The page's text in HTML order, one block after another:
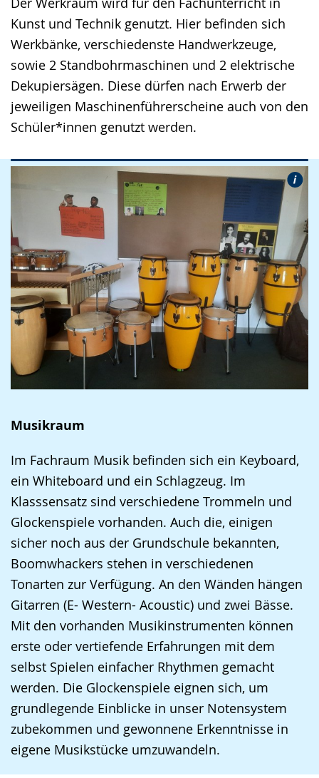
Kunst und Technik genutzt. Hier befinden sich
Werkbänke, verschiedenste Handwerkzeuge,
sowie 2 Standbohrmaschinen und 2 elektrische
Dekupiersägen. Diese dürfen nach Erwerb der
jeweiligen Maschinenführerscheine auch von den
Schüler*innen genutzt werden.
Musikraum
Im Fachraum Musik befinden sich ein Keyboard,
ein Whiteboard und ein Schlagzeug. Im
Klasssensatz sind verschiedene Trommeln und
Glockenspiele vorhanden. Auch die, einigen
sicher noch aus der Grundschule bekannten,
Boomwhackers stehen in verschiedenen
Tonarten zur Verfügung. An den Wänden hängen
Gitarren (E- Western- Acoustic) und zwei Bässe.
Mit den vorhanden Musikinstrumenten können
erste oder vertiefende Erfahrungen mit dem
selbst Spielen einfacher Rhythmen gemacht
werden. Die Glockenspiele eignen sich, um
grundlegende Einblicke in unser Notensystem
zubekommen und gewonnene Erkenntnisse in
eigene Musikstücke umzuwandeln.